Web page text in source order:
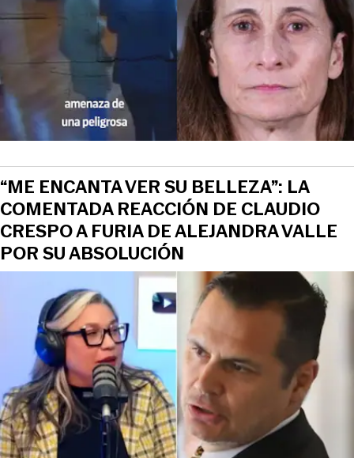
“ME ENCANTA VER SU BELLEZA”: LA
COMENTADA REACCIÓN DE CLAUDIO
CRESPO A FURIA DE ALEJANDRA VALLE
POR SU ABSOLUCIÓN